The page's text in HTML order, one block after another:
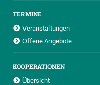
TERMINE
Veranstaltungen
Offene Angebote
KOOPERATIONEN
Übersicht